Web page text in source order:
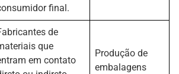
final.
de
que
em contato
Produção de
embalagens